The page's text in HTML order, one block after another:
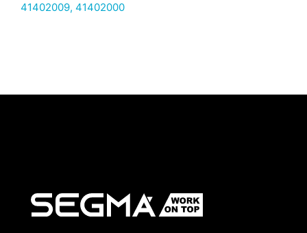
41402009, 41402000